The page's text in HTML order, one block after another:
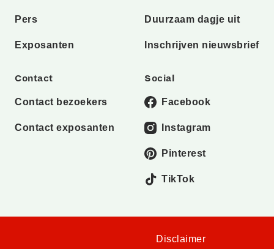
Pers
Exposanten
Duurzaam dagje uit
Inschrijven nieuwsbrief
Contact
Contact bezoekers
Contact exposanten
Social
Facebook
Instagram
Pinterest
TikTok
Disclaimer